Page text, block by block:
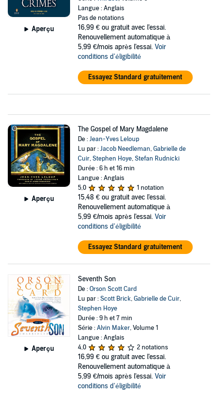
Aperçu
Langue : Anglais
Pas de notations
16,99 € ou gratuit avec l'essai.
Renouvellement automatique à
5,99 €/mois après l'essai. Voir
conditions d'éligibilité
Essayez Standard gratuitement
Aperçu
The Gospel of Mary Magdalene
De :Jean-Yves Leloup
Lu par :Jacob Needleman,Gabrielle de
Cuir,Stephen Hoye,Stefan Rudnicki
Durée : 6 h et 16 min
Langue : Anglais
5,0
1 notation
15,48 € ou gratuit avec l'essai.
Renouvellement automatique à
5,99 €/mois après l'essai. Voir
conditions d'éligibilité
Essayez Standard gratuitement
Aperçu
Seventh Son
De :Orson Scott Card
Lu par :Scott Brick,Gabrielle de Cuir,
Stephen Hoye
Durée : 9 h et 7 min
Série :Alvin Maker, Volume 1
Langue : Anglais
4,0
2 notations
16,99 € ou gratuit avec l'essai.
Renouvellement automatique à
5,99 €/mois après l'essai. Voir
conditions d'éligibilité